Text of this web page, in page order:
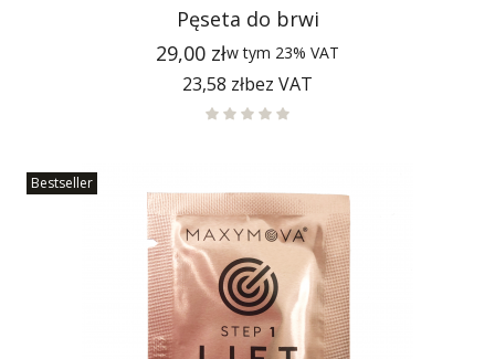
Pęseta do brwi
Cena
29,00 złw tym 23% VAT
Cena
23,58 złbez VAT
Bestseller